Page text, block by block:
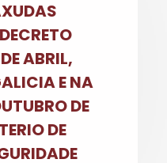
ABRIL,
E NA
DE
DE